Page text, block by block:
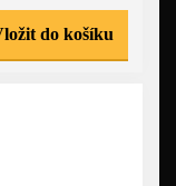
do košíku